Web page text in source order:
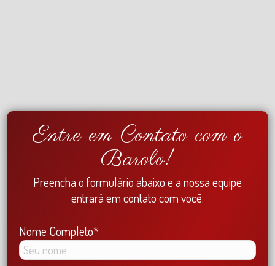
Entre em Contato com o
Barolo!
Preencha o formulário abaixo e a nossa equipe
entrará em contato com você.
Nome Completo*